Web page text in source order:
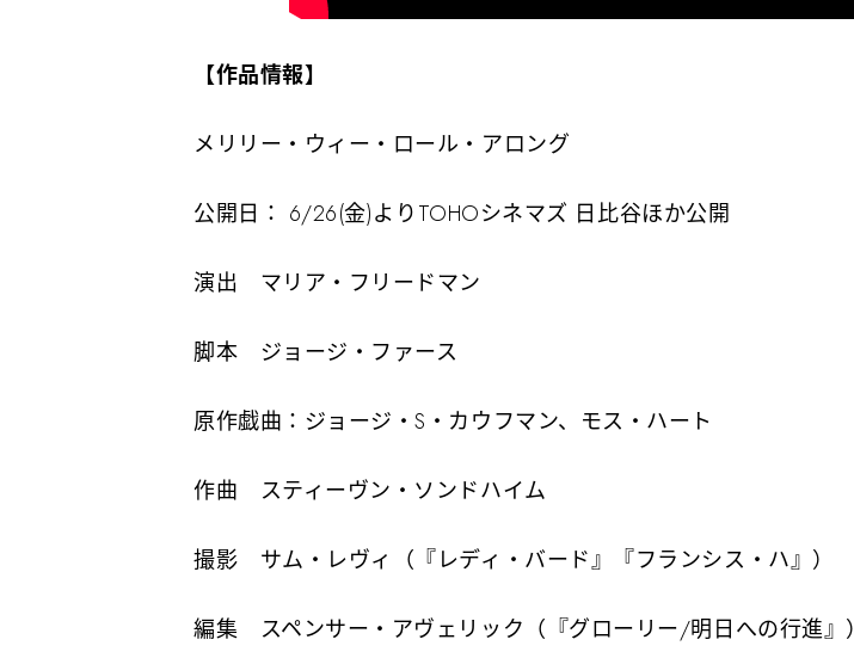
【作品情報】
メリリー・ウィー・ロール・アロング
公開日： 6/26(金)よりTOHOシネマズ 日比谷ほか公開
演出 マリア・フリードマン
脚本 ジョージ・ファース
原作戯曲：ジョージ・S・カウフマン、モス・ハート
作曲 スティーヴン・ソンドハイム
撮影 サム・レヴィ（『レディ・バード』『フランシス・ハ』）
編集 スペンサー・アヴェリック（『グローリー/明日への行進』）